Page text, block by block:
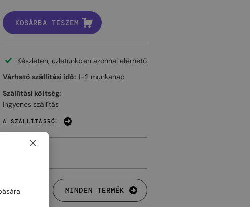
KOSÁRBA TESZEM
Készleten, üzletünkben azonnal elérhető
Várható szállítási idő: 1-2 munkanap
Szállítási költség:
Ingyenes szállítás
A SZÁLLÍTÁSRÓL
MINDEN TERMÉK
×